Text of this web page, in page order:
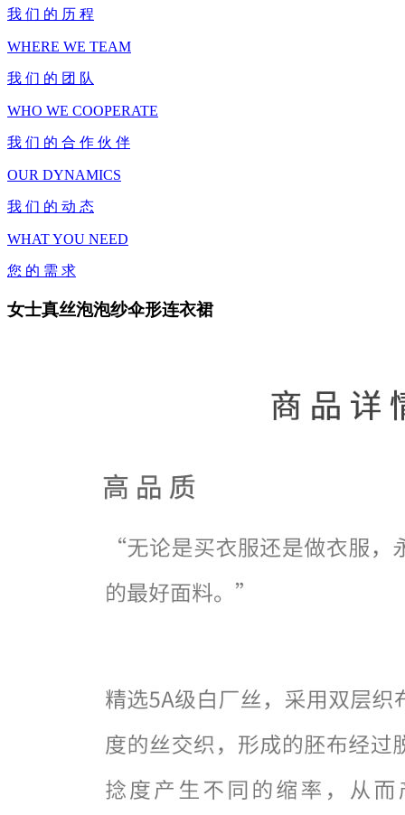
我 们 的 历 程
WHERE WE TEAM
我 们 的 团 队
WHO WE COOPERATE
我 们 的 合 作 伙 伴
OUR DYNAMICS
我 们 的 动 态
WHAT YOU NEED
您 的 需 求
女士真丝泡泡纱伞形连衣裙